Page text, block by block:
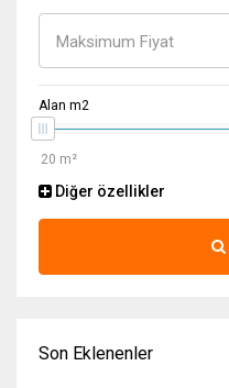
Maksimum Fiyat
Alan m2
Diğer özellikler
Son Eklenenler